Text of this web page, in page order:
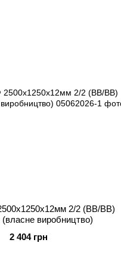
2/2 (BB/BB)
виробництво)
2 404 грн